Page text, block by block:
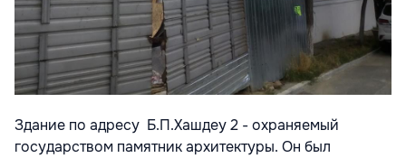
Здание по адресу Б.П.Хашдеу 2 - охраняемый
государством памятник архитектуры. Он был